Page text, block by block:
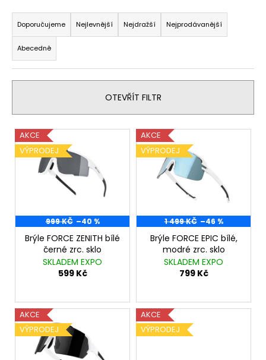
Ř
a
z
e
n
r
o
d
ů
Doporučujeme Nejlevnější Nejdražší Nejprodávanější
Abecedně
OTEVŘÍT FILTR
V
ý
p
r
t
ů
AKCE
VÝPRODEJ
999 KČ –40 %
Brýle FORCE ZENITH bílé
černé zrc. sklo
SKLADEM EXPO
599 Kč
AKCE
VÝPRODEJ
1 499 KČ –46 %
Brýle FORCE EPIC bílé,
modré zrc. sklo
SKLADEM EXPO
799 Kč
AKCE
VÝPRODEJ
AKCE
VÝPRODEJ
p
o
r
e
SHORT
TIGHT
J2GB925056
HOT
CORAL